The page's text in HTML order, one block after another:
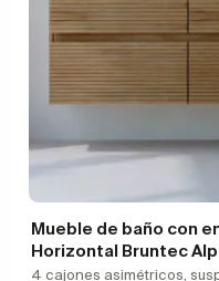
Mueble de baño con
Horizontal Bruntec
4 cajones asimétricos,